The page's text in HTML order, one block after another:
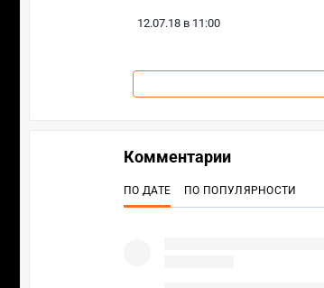
12.07.18 в 11:00
Комментарии
ПО ДАТЕ ПО ПОПУЛЯРНОСТИ